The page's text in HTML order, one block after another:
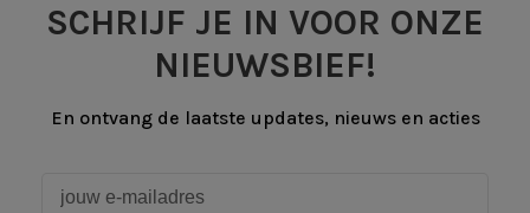
SCHRIJF JE IN VOOR ONZE
NIEUWSBIEF!
En ontvang de laatste updates, nieuws en acties